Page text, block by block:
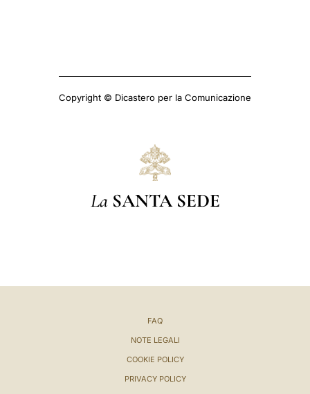
Copyright © Dicastero per la Comunicazione
La SANTA SEDE
FAQ
NOTE LEGALI
COOKIE POLICY
PRIVACY POLICY